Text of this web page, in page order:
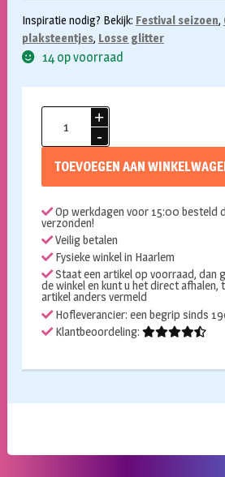
Inspiratie nodig? Bekijk: Festival seizoen,
plaksteentjes, Losse glitter
14 op voorraad
glitter
Cosmic
Blue
aantal
TOEVOEGEN AAN
Op werkdagen voor 15:00 besteld
verzonden!
Veilig betalen
Fysieke winkel in Haarlem
Staat een artikel op voorraad, dan
de winkel en kunt u het direct afhalen,
artikel anders vermeld
Hofleverancier: een begrip sinds
Klantbeoordeling: